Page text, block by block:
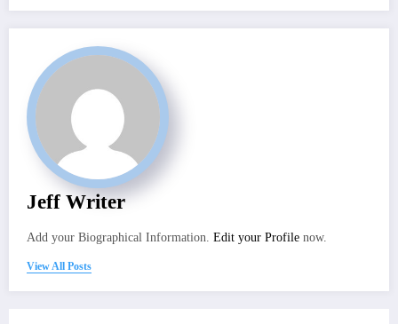
Jeff Writer
Add your Biographical Information. Edit your Profile now.
View All Posts